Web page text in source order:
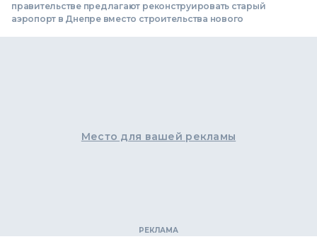
правительстве предлагают реконструировать старый
аэропорт в Днепре вместо строительства нового
Место для вашей рекламы